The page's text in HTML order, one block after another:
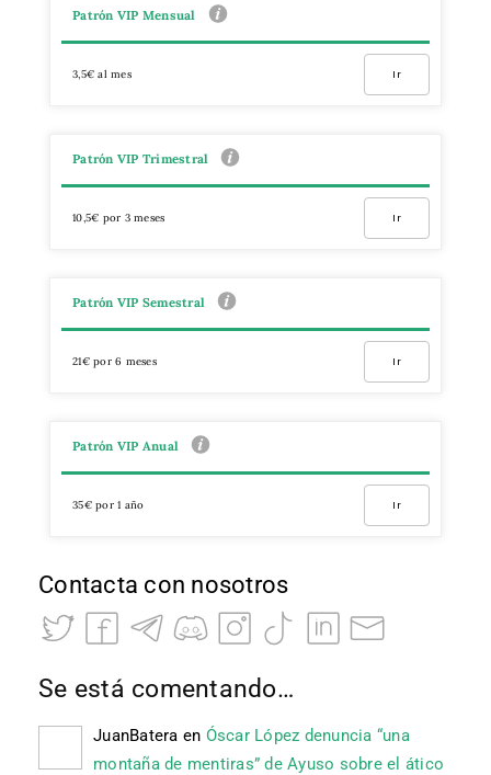
Patrón VIP Mensual
3,5€ al mes Ir
Patrón VIP Trimestral
10,5€ por 3 meses Ir
Patrón VIP Semestral
21€ por 6 meses Ir
Patrón VIP Anual
35€ por 1 año Ir
Contacta con nosotros
Se está comentando…
JuanBatera en Óscar López denuncia “una
montaña de mentiras” de Ayuso sobre el ático